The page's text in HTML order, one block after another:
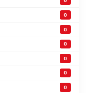
0
0
0
0
0
0